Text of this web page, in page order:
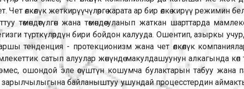
Чет өлкөлүк жеткирүүчүлөргө карата ар бир өлкө кирүү режимин
төмөндөтүлгөн жана төмөндөө уланып жаткан шарттарда
түрткүлөрдүн бири бойдон калууда. Ошентип, азыркы
тенденция - протекционизм жана чет өлкөлүк
сатып алуулар жөнүндө макулдашуунун алкагында көп
эмес, ошондой эле өсүштүн кошумча булактарын табуу
байланыштуу ушундай процесстердин